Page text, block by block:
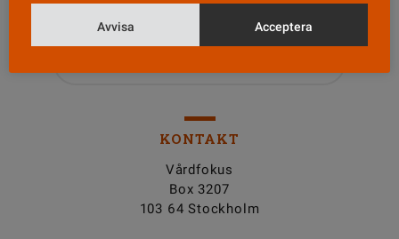
Nyhetsbrev
KONTAKT
Vårdfokus
Box 3207
103 64 Stockholm
Avvisa Acceptera